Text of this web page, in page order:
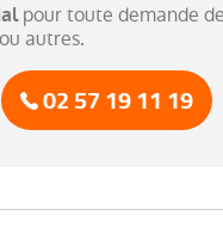
EASY LINK avec écran
smartphone sans fil
Apple CarPlay)
Feux AR 3D
Indicateur de
pour toute demande
autres.
02 57 19 11 19